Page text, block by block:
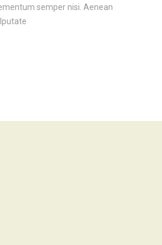
semper nisi. Aenean